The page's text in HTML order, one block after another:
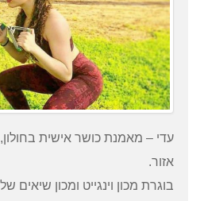
עדי – מאמנת כושר אישית בחולון,
אזור.
בוגרת מכון וינגייט ומכון שיאים